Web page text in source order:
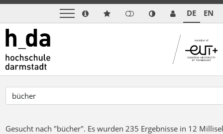
DE EN
Gesucht nach "bücher". Es wurden 235 Ergebnisse in 12